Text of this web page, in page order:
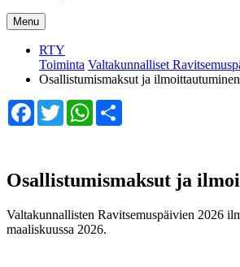
Menu
RTY
Toiminta Valtakunnalliset
Osallistumismaksut ja ilmoittautuminen
Facebook
TwitterWhatsApp
Osallistumismaksut ja
Valtakunnallisten Ravitsemuspäivien 2026
maaliskuussa 2026.